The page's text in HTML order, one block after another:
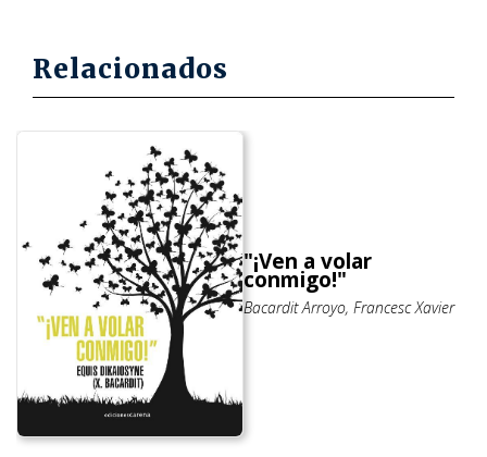
Relacionados
"¡Ven a volar
conmigo!"
Bacardit Arroyo, Francesc Xavier